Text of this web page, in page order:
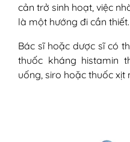
cản trở sinh hoạt, việc
là một hướng đi cần thiết.
Bác sĩ hoặc dược sĩ có
thuốc kháng histamin
uống, siro hoặc thuốc xịt